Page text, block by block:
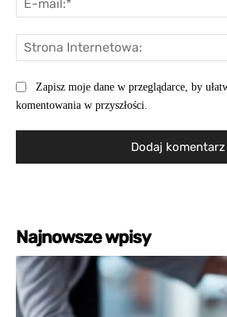
Zapisz moje dane w przeglądarce, by
komentowania w przyszłości.
Najnowsze wpisy